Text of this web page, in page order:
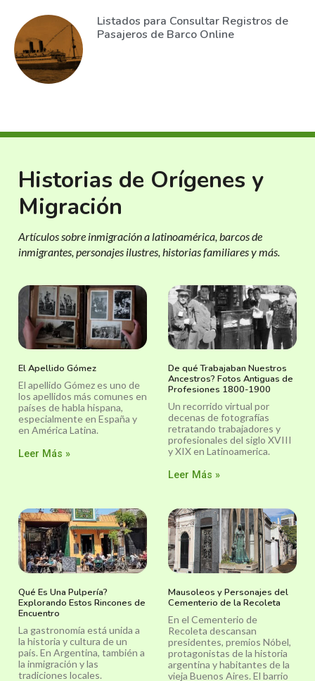
Listados para Consultar Registros de
Pasajeros de Barco Online
Historias de Orígenes y
Migración
Artículos sobre inmigración a latinoamérica, barcos de
inmigrantes, personajes ilustres, historias familiares y más.
El Apellido Gómez
El apellido Gómez es uno de
los apellidos más comunes en
países de habla hispana,
especialmente en España y
en América Latina.
Leer Más »
De qué Trabajaban Nuestros
Ancestros? Fotos Antiguas de
Profesiones 1800-1900
Un recorrido virtual por
decenas de fotografías
retratando trabajadores y
profesionales del siglo XVIII
y XIX en Latinoamerica.
Leer Más »
Qué Es Una Pulpería?
Explorando Estos Rincones de
Encuentro
La gastronomía está unida a
la historia y cultura de un
país. En Argentina, también a
la inmigración y las
tradiciones locales.
Mausoleos y Personajes del
Cementerio de la Recoleta
En el Cementerio de
Recoleta descansan
presidentes, premios Nóbel,
protagonistas de la historia
argentina y habitantes de la
vieja Buenos Aires. El barrio